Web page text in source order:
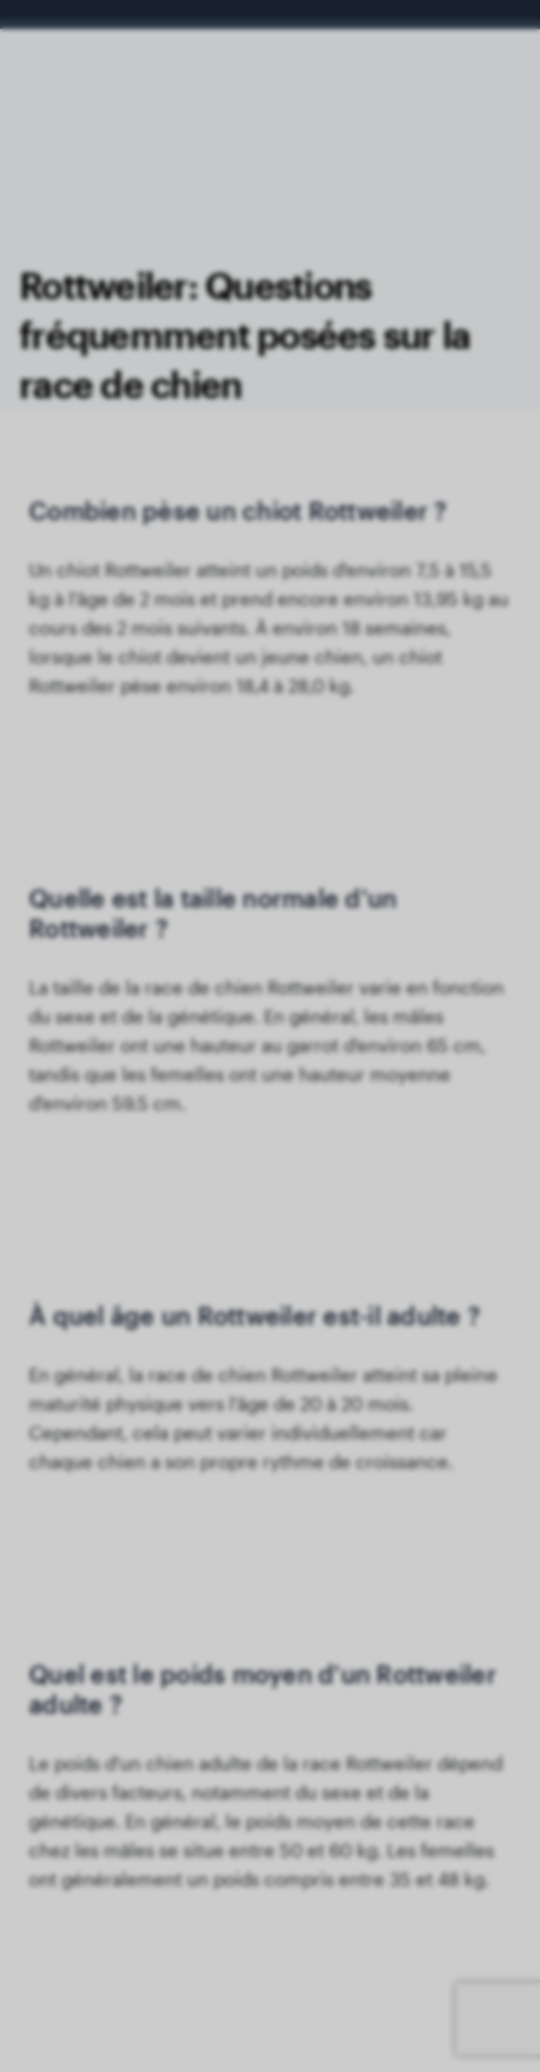
Rottweiler: Questions
fréquemment posées sur la
race de chien
Combien pèse un chiot Rottweiler ?
Un chiot Rottweiler atteint un poids d'environ 7,5 à 15,5
kg à l'âge de 2 mois et prend encore environ 13,95 kg au
cours des 2 mois suivants. À environ 18 semaines,
lorsque le chiot devient un jeune chien, un chiot
Rottweiler pèse environ 18,4 à 28,0 kg.
Quelle est la taille normale d'un
Rottweiler ?
La taille de la race de chien Rottweiler varie en fonction
du sexe et de la génétique. En général, les mâles
Rottweiler ont une hauteur au garrot d'environ 65 cm,
tandis que les femelles ont une hauteur moyenne
d'environ 59.5 cm.
À quel âge un Rottweiler est-il adulte ?
En général, la race de chien Rottweiler atteint sa pleine
maturité physique vers l'âge de 20 à 20 mois.
Cependant, cela peut varier individuellement car
chaque chien a son propre rythme de croissance.
Quel est le poids moyen d'un Rottweiler
adulte ?
Le poids d'un chien adulte de la race Rottweiler dépend
de divers facteurs, notamment du sexe et de la
génétique. En général, le poids moyen de cette race
chez les mâles se situe entre 50 et 60 kg. Les femelles
ont généralement un poids compris entre 35 et 48 kg.